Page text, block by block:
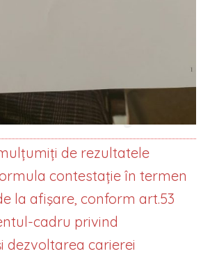
de rezultatele
contestație în termen
la afişare, conform art.53
cadru privind
dezvoltarea carierei